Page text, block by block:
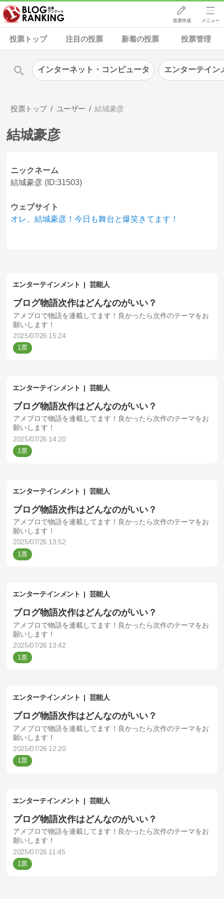
投票作成 メニュー
投票トップ 注目の投票 新着の投票 投票管理
投票トップ ユーザー 結城豪彦
結城豪彦
ニックネーム
結城豪彦 (ID:31503)
ウェブサイト
オレ、結城豪彦！今日も舞台と爆笑きてます！
エンターテインメント 芸能人
ブログ物語次作はどんなのがいい？
アメブロで物語を連載してます！良かったら次作のテーマをお
願いします！
2025/07/26 15:24
1
エンターテインメント 芸能人
ブログ物語次作はどんなのがいい？
アメブロで物語を連載してます！良かったら次作のテーマをお
願いします！
2025/07/26 14:20
1
エンターテインメント 芸能人
ブログ物語次作はどんなのがいい？
アメブロで物語を連載してます！良かったら次作のテーマをお
願いします！
2025/07/26 13:52
1
エンターテインメント 芸能人
ブログ物語次作はどんなのがいい？
アメブロで物語を連載してます！良かったら次作のテーマをお
願いします！
2025/07/26 13:42
1
エンターテインメント 芸能人
ブログ物語次作はどんなのがいい？
アメブロで物語を連載してます！良かったら次作のテーマをお
願いします！
2025/07/26 12:20
1
エンターテインメント 芸能人
ブログ物語次作はどんなのがいい？
アメブロで物語を連載してます！良かったら次作のテーマをお
願いします！
2025/07/26 11:45
1
インターネット・コンピュータ エンターテイン